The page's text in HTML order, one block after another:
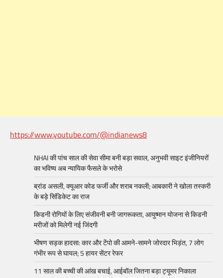
https://www.youtube.com/@indianews8
NHAI की पांच साल की सेवा सीमा बनी बड़ा सवाल, अनुभवी साइट इंजीनियरों
का भविष्य अब न्यायिक फैसले के भरोसे
ब्रांड असली, क्यूआर कोड फर्जी और शराब नकली; आबकारी ने खोला तस्करी
के बड़े सिंडिकेट का राज
किडनी रोगियों के लिए संजीवनी बनी जागरूकता, आयुष्मान योजना से किडनी
मरीजों को मिलेगी नई जिंदगी
भीषण सड़क हादसा: कार और टेंपो की आमने-सामने जोरदार भिड़ंत, 7 लोग
गंभीर रूप से घायल; 5 हायर सेंटर रेफर​
11 साल की बच्ची की आंख बचाई, आईबॉल जितना बड़ा ट्यूमर निकाला